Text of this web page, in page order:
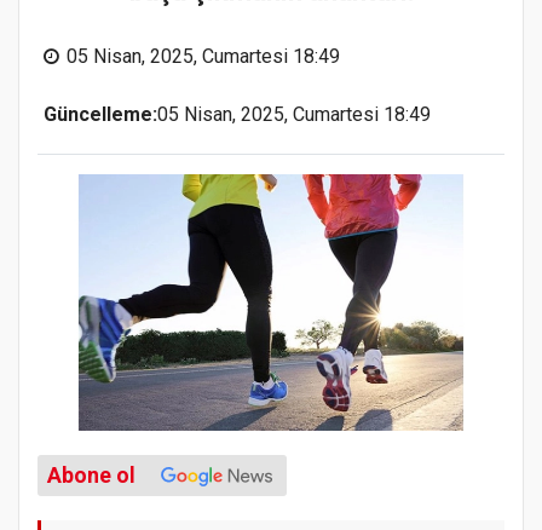
05 Nisan, 2025, Cumartesi 18:49
Güncelleme:05 Nisan, 2025, Cumartesi 18:49
Abone ol